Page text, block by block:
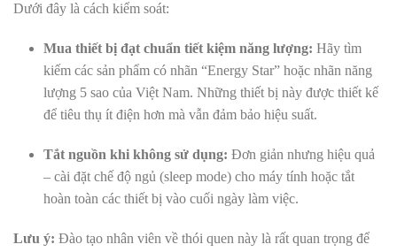
Dưới đây là cách kiểm soát:
Mua thiết bị đạt chuẩn tiết kiệm năng lượng: Hãy tìm
kiếm các sản phẩm có nhãn “Energy Star” hoặc nhãn năng
lượng 5 sao của Việt Nam. Những thiết bị này được thiết kế
để tiêu thụ ít điện hơn mà vẫn đảm bảo hiệu suất.
Tắt nguồn khi không sử dụng: Đơn giản nhưng hiệu quả
– cài đặt chế độ ngủ (sleep mode) cho máy tính hoặc tắt
hoàn toàn các thiết bị vào cuối ngày làm việc.
Lưu ý: Đào tạo nhân viên về thói quen này là rất quan trọng để